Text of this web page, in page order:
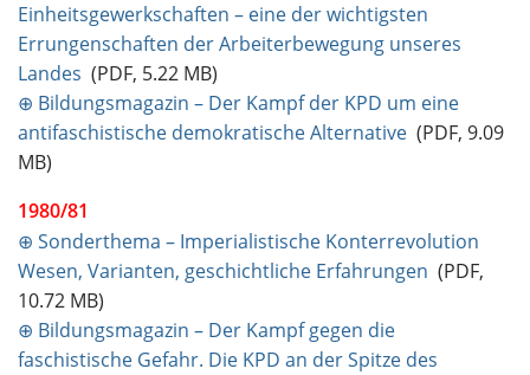
Einheitsgewerkschaften – eine der wichtigsten
Errungenschaften der Arbeiterbewegung unseres
Landes (PDF, 5.22 MB)
⊕ Bildungsmagazin – Der Kampf der KPD um eine
antifaschistische demokratische Alternative (PDF, 9.09
MB)
1980/81
⊕ Sonderthema – Imperialistische Konterrevolution
Wesen, Varianten, geschichtliche Erfahrungen (PDF,
10.72 MB)
⊕ Bildungsmagazin – Der Kampf gegen die
faschistische Gefahr. Die KPD an der Spitze des